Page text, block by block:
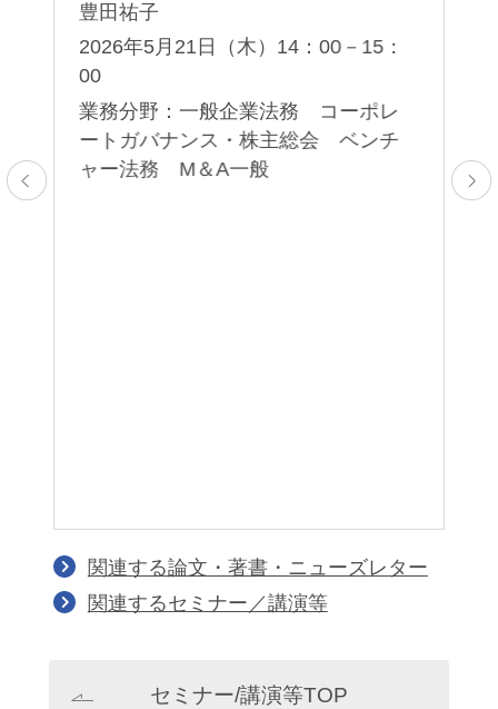
豊田祐子
2026年5月21日（木）14：00－15：
00
業務分野：一般企業法務 コーポレ
ートガバナンス・株主総会 ベンチ
ャー法務 M＆A一般
関連する論文・著書・ニューズレター
関連するセミナー／講演等
セミナー/講演等TOP